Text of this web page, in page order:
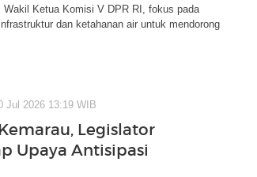
Wakil Ketua Komisi V DPR RI, fokus pada
dan ketahanan air untuk mendorong
Jul 2026 13:19 WIB
Legislator
Upaya Antisipasi